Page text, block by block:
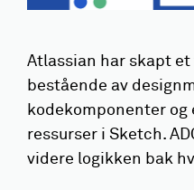
Atlassian har skapt
bestående av
kodekomponenter
ressurser i Sketch.
videre logikken bak